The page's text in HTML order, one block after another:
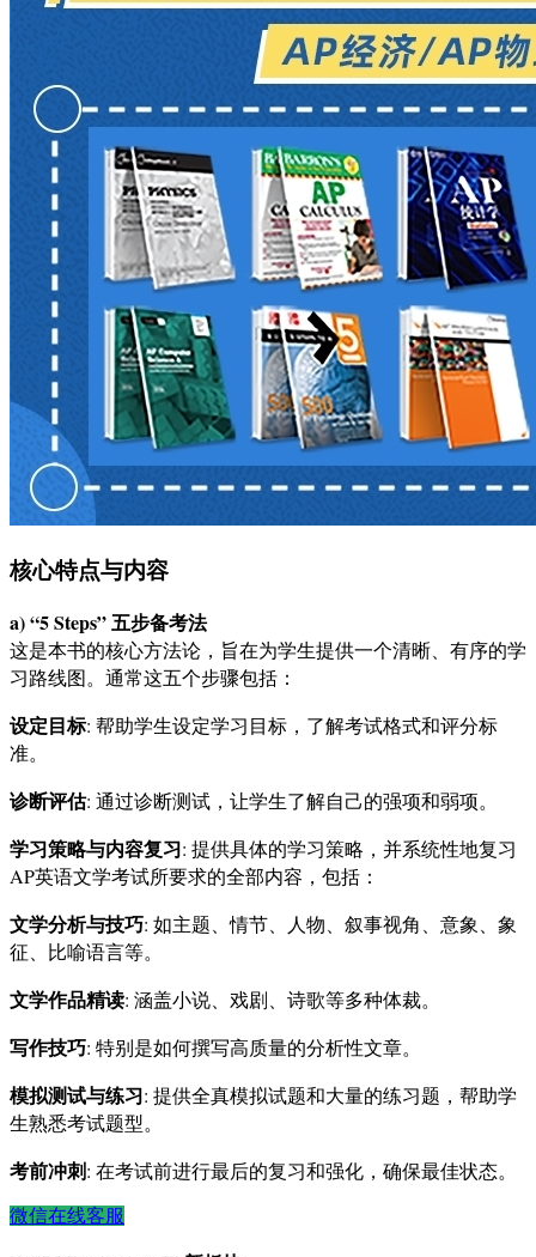
核心特点与内容
a) “5 Steps” 五步备考法
这是本书的核心方法论，旨在为学生提供一个清晰、有序的学
习路线图。通常这五个步骤包括：
设定目标: 帮助学生设定学习目标，了解考试格式和评分标
准。
诊断评估: 通过诊断测试，让学生了解自己的强项和弱项。
学习策略与内容复习: 提供具体的学习策略，并系统性地复习
AP英语文学考试所要求的全部内容，包括：
文学分析与技巧: 如主题、情节、人物、叙事视角、意象、象
征、比喻语言等。
文学作品精读: 涵盖小说、戏剧、诗歌等多种体裁。
写作技巧: 特别是如何撰写高质量的分析性文章。
模拟测试与练习: 提供全真模拟试题和大量的练习题，帮助学
生熟悉考试题型。
考前冲刺: 在考试前进行最后的复习和强化，确保最佳状态。
微信在线客服